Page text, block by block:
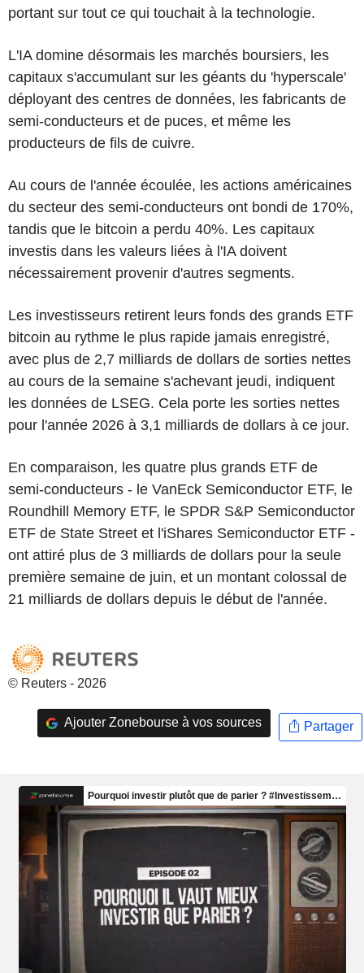
portant sur tout ce qui touchait à la technologie.
L'IA domine désormais les marchés boursiers, les
capitaux s'accumulant sur les géants du 'hyperscale'
déployant des centres de données, les fabricants de
semi-conducteurs et de puces, et même les
producteurs de fils de cuivre.
Au cours de l'année écoulée, les actions américaines
du secteur des semi-conducteurs ont bondi de 170%,
tandis que le bitcoin a perdu 40%. Les capitaux
investis dans les valeurs liées à l'IA doivent
nécessairement provenir d'autres segments.
Les investisseurs retirent leurs fonds des grands ETF
bitcoin au rythme le plus rapide jamais enregistré,
avec plus de 2,7 milliards de dollars de sorties nettes
au cours de la semaine s'achevant jeudi, indiquent
les données de LSEG. Cela porte les sorties nettes
pour l'année 2026 à 3,1 milliards de dollars à ce jour.
En comparaison, les quatre plus grands ETF de
semi-conducteurs - le VanEck Semiconductor ETF, le
Roundhill Memory ETF, le SPDR S&P Semiconductor
ETF de State Street et l'iShares Semiconductor ETF -
ont attiré plus de 3 milliards de dollars pour la seule
première semaine de juin, et un montant colossal de
21 milliards de dollars depuis le début de l'année.
© Reuters - 2026
Ajouter Zonebourse à vos sources Partager